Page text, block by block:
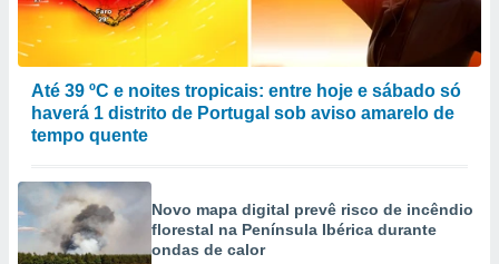
Até 39 ºC e noites tropicais: entre hoje e sábado só
haverá 1 distrito de Portugal sob aviso amarelo de
tempo quente
Novo mapa digital prevê risco de incêndio
florestal na Península Ibérica durante
ondas de calor